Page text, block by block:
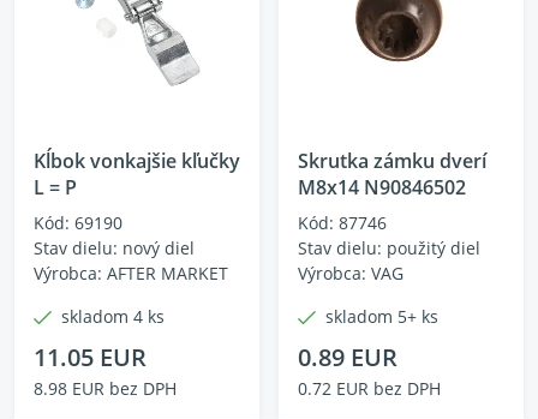
Kĺbok vonkajšie kľučky
L = P
Kód: 69190
Stav dielu: nový diel
Výrobca: AFTER MARKET
skladom 4 ks
11.05 EUR
8.98 EUR bez DPH
Skrutka zámku dverí
M8x14 N90846502
Kód: 87746
Stav dielu: použitý diel
Výrobca: VAG
skladom 5+ ks
0.89 EUR
0.72 EUR bez DPH